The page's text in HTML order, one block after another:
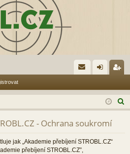
lá
sit
se
ist
ro
l
- Ochrana soukromí
jak „Akademie přebíjení STROBL.CZ“
přebíjení STROBL.CZ”,